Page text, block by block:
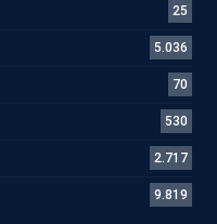
25
5.036
70
530
2.717
9.819